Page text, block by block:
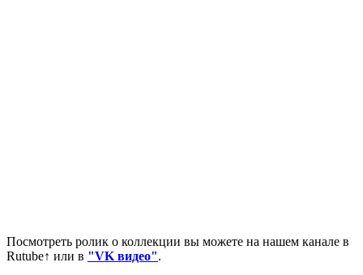
Посмотреть ролик о коллекции вы можете на нашем канале в
Rutube↑ или в "VK видео".